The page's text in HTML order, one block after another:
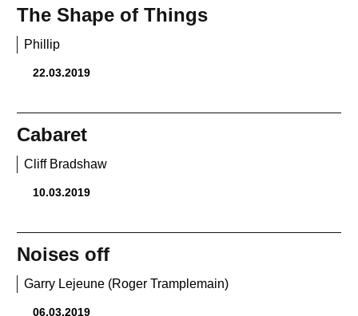
The Shape of Things
Phillip
22.03.2019
Cabaret
Cliff Bradshaw
10.03.2019
Noises off
Garry Lejeune (Roger Tramplemain)
06.03.2019